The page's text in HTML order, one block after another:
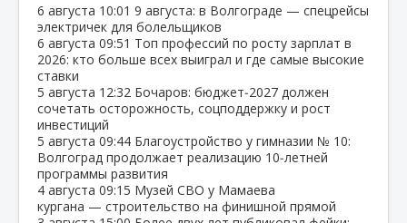
6 августа 10:01 9 августа: в Волгограде — спецрейсы
электричек для болельщиков
6 августа 09:51 Топ профессий по росту зарплат в
2026: кто больше всех выиграл и где самые высокие
ставки
5 августа 12:32 Бочаров: бюджет‑2027 должен
сочетать осторожность, соцподдержку и рост
инвестиций
5 августа 09:44 Благоустройство у гимназии № 10:
Волгоград продолжает реализацию 10‑летней
программы развития
4 августа 09:15 Музей СВО у Мамаева
кургана — строительство на финишной прямой